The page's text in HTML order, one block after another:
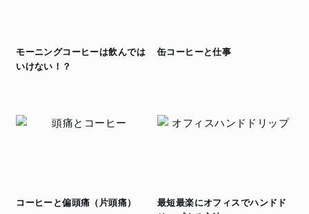
モーニングコーヒーは飲んでは
いけない！？
缶コーヒーと仕事
コーヒーと偏頭痛（片頭痛）
最短最楽にオフィスでハンドド